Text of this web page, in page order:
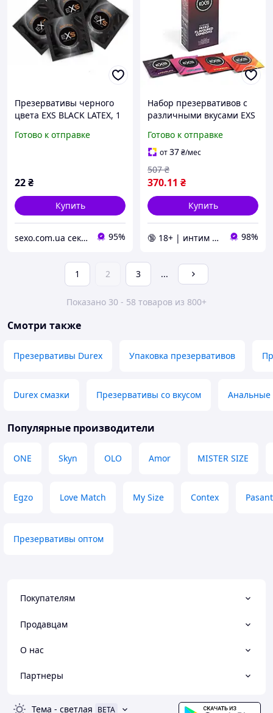
Презервативы черного
цвета EXS BLACK LATEX, 1
Готово к отправке
22₴
Купить
sexo.com.ua секс-шоп интернет-магазин 95%
Набор презервативов с
различными вкусами EXS
Готово к отправке
от37₴/мес
370.11 ₴
507 ₴
Купить
🔞 18+ | интим интернет-магазин 🍓 98%
1 2 3 ...
Показано 30 - 58 товаров из 800+
Смотри также
Презервативы Durex Упаковка презервативов
Durex смазки Презервативы со вкусом Анальные
Популярные производители
ONE Skyn OLO Amor MISTER SIZE
Egzo Love Match My Size Contex
Презервативы оптом
Покупателям
Продавцам
О нас
Партнеры
Тема - светлая BETA